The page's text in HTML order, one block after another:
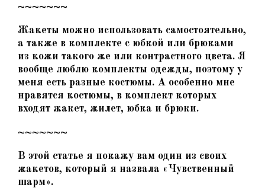
~~~~~~~
Жакеты можно использовать самостоятельно,
а также в комплекте с юбкой или брюками
из кожи такого же или контрастного цвета. Я
вообще люблю комплекты одежды, поэтому у
меня есть разные костюмы. А особенно мне
нравятся костюмы, в комплект которых
входят жакет, жилет, юбка и брюки.
~~~~~~~
В этой статье я покажу вам один из своих
жакетов, который я назвала «Чувственный
шарм».